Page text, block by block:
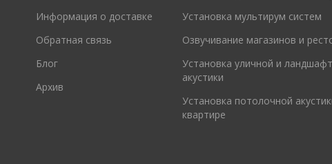
Информация о доставке
Обратная связь
Блог
Архив
Установка мультирум систем
Озвучивание магазинов и
Установка уличной и
акустики
Установка потолочной
квартире